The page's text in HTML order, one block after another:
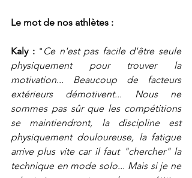
Le mot de nos athlètes :
Kaly : " Ce n'est pas facile d'être seule
physiquement pour trouver la
motivation... Beaucoup de facteurs
extérieurs démotivent... Nous ne
sommes pas sûr que les compétitions
se maintiendront, la discipline est
physiquement douloureuse, la fatigue
arrive plus vite car il faut "chercher" la
technique en mode solo... Mais si je ne